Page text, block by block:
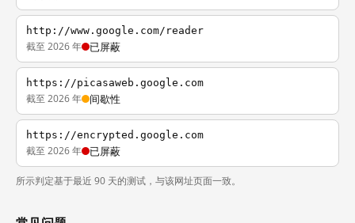
http://www.google.com/reader
截至 2026 年 已屏蔽
https://picasaweb.google.com
截至 2026 年 间歇性
https://encrypted.google.com
截至 2026 年 已屏蔽
所示判定基于最近 90 天的测试，与该网址页面一致。